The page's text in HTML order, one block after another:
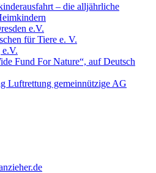
– die alljährliche
e.V.
für Tiere e. V.
Fund For Nature“, auf Deutsch
Luftrettung gemeinnützige AG